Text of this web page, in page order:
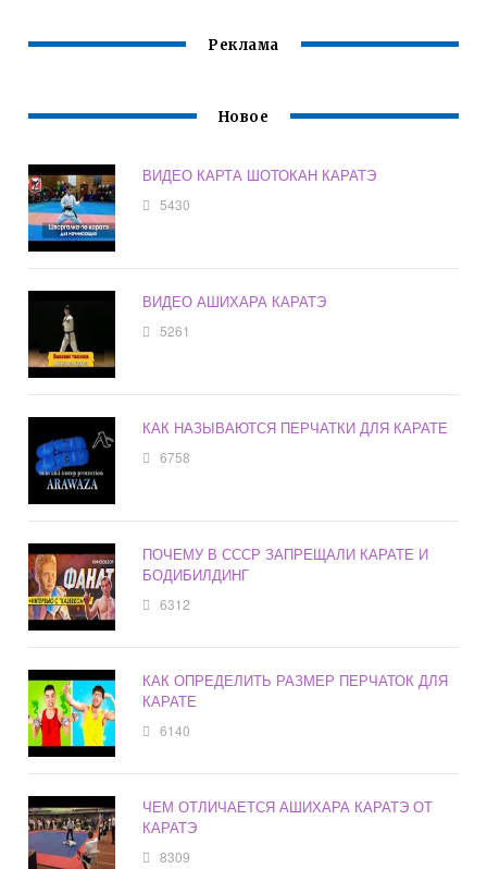
Реклама
Новое
ВИДЕО КАРТА ШОТОКАН КАРАТЭ
5430
ВИДЕО АШИХАРА КАРАТЭ
5261
КАК НАЗЫВАЮТСЯ ПЕРЧАТКИ ДЛЯ КАРАТЕ
6758
ПОЧЕМУ В СССР ЗАПРЕЩАЛИ КАРАТЕ И
БОДИБИЛДИНГ
6312
КАК ОПРЕДЕЛИТЬ РАЗМЕР ПЕРЧАТОК ДЛЯ
КАРАТЕ
6140
ЧЕМ ОТЛИЧАЕТСЯ АШИХАРА КАРАТЭ ОТ
КАРАТЭ
8309